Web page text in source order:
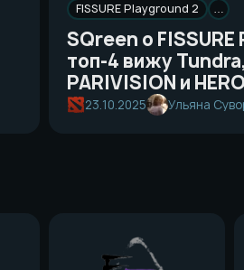
FISSURE Playground 2 …
SQreen о
топ-4 вижу
PARIVISION и
23.10.2025 Ульяна